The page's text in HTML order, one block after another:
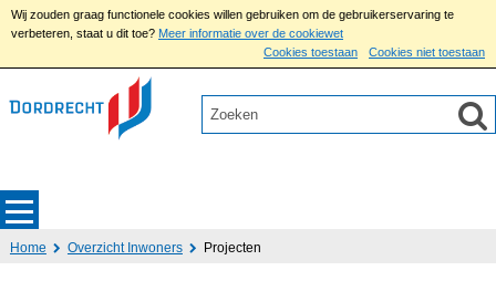
Wij zouden graag functionele cookies willen gebruiken om de gebruikerservaring te
verbeteren, staat u dit toe? Meer informatie over de cookiewet
Cookies toestaan
Cookies niet toestaan
Home Overzicht Inwoners Projecten